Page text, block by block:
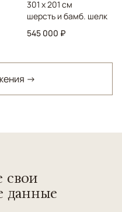
301 x 201 см
шерсть и бамб. шелк
545 000 ₽
→
свои
данные